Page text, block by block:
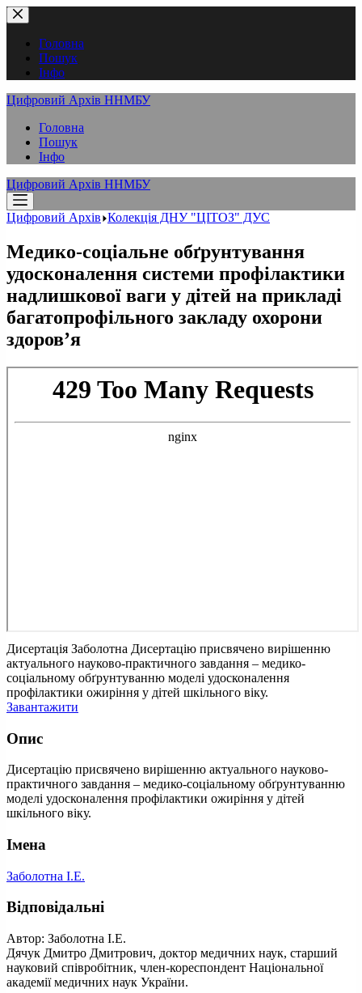
Перейти
до
вмістуГоловна
Пошук
Інфо
Цифровий Архів ННМБУ
Головна
Пошук
Інфо
Цифровий Архів ННМБУ
Цифровий Архів Колекція ДНУ "ЦІТОЗ" ДУС
Медико-соціальне обґрунтування
удосконалення системи профілактики
надлишкової ваги у дітей на прикладі
багатопрофільного закладу охорони
здоров’я
Дисертація Заболотна Дисертацію присвячено вирішенню
актуального науково-практичного завдання – медико-
соціальному обґрунтуванню моделі удосконалення
профілактики ожиріння у дітей шкільного віку.
Завантажити
Опис
Дисертацію присвячено вирішенню актуального науково-
практичного завдання – медико-соціальному обґрунтуванню
моделі удосконалення профілактики ожиріння у дітей
шкільного віку.
Імена
Заболотна І.Е.
Відповідальні
Автор: Заболотна І.Е.
Дячук Дмитро Дмитрович, доктор медичних наук, старший
науковий співробітник, член-кореспондент Національної
академії медичних наук України.